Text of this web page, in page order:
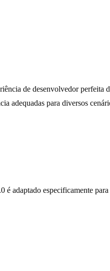
de desenvolvedor perfeita
adequadas para diversos
especificamente